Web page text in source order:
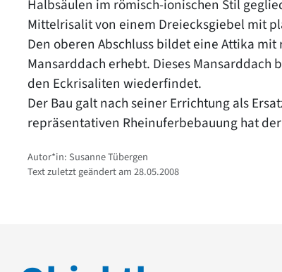
Halbsäulen im römisch-ionischen Stil
Mittelrisalit von einem Dreiecksgiebel mit
Den oberen Abschluss bildet eine Attika
Mansarddach erhebt. Dieses
den Eckrisaliten wiederfindet.
Der Bau galt nach seiner Errichtung als
repräsentativen Rheinuferbebauung hat
Autor*in: Susanne Tübergen
Text zuletzt geändert am 28.05.2008